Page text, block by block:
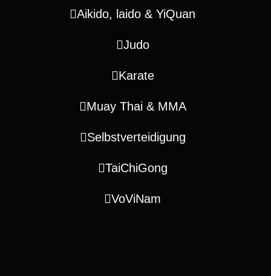
Aikido, laido & YiQuan
Judo
Karate
Muay Thai & MMA
Selbstverteidigung
TaiChiGong
VoViNam